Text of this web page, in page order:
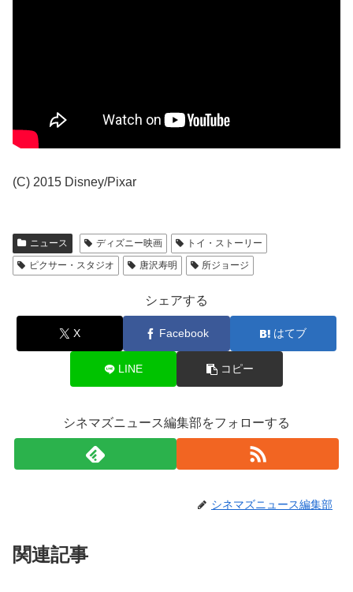
(C) 2015 Disney/Pixar
ニュース ディズニー映画
トイ・ストーリー
ピクサー・スタジオ
唐沢寿明 所ジョージ
シェアする
X Facebook はてブ
LINE コピー
シネマズニュース編集部をフォローする
シネマズニュース編集部
関連記事